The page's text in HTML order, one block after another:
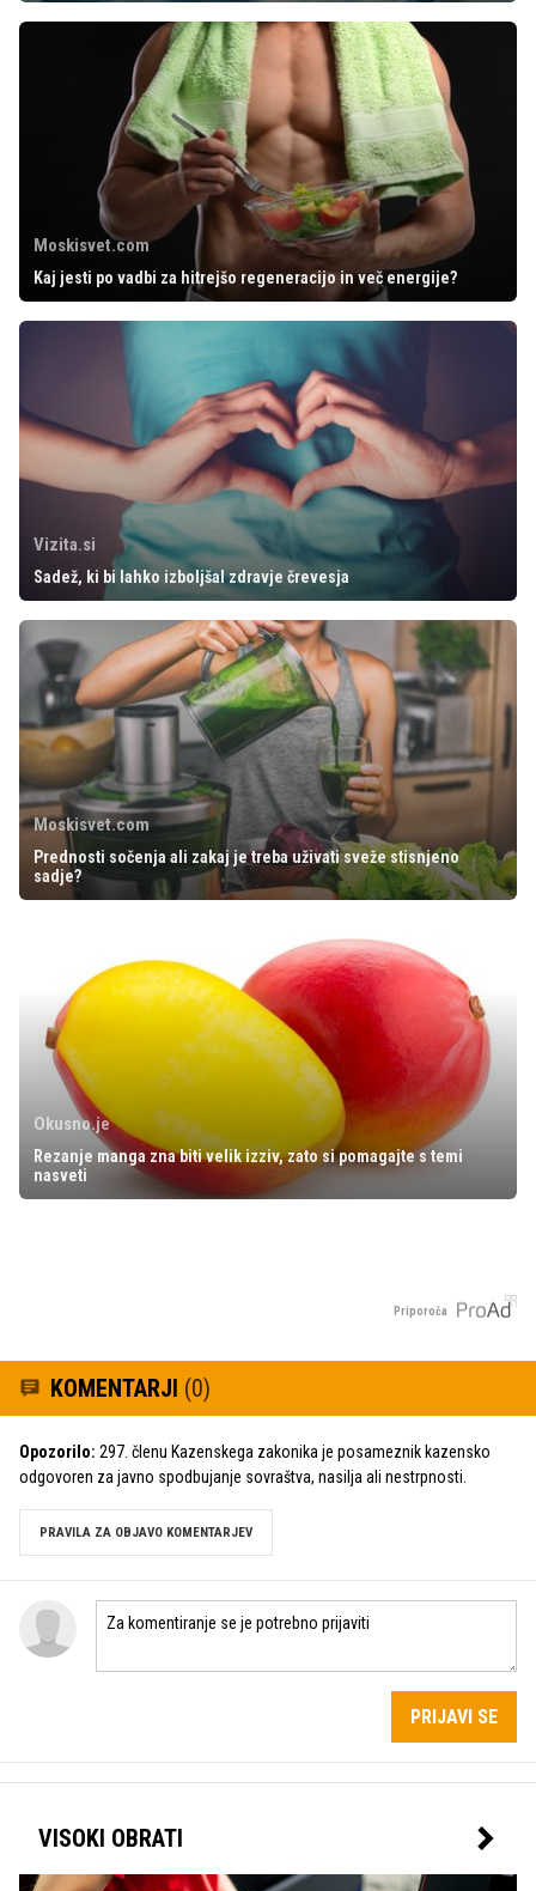
Moskisvet.com
Kaj jesti po vadbi za hitrejšo regeneracijo in več energije?
Vizita.si
Sadež, ki bi lahko izboljšal zdravje črevesja
Moskisvet.com
Prednosti sočenja ali zakaj je treba uživati sveže stisnjeno
sadje?
Okusno.je
Rezanje manga zna biti velik izziv, zato si pomagajte s temi
nasveti
Priporoča
KOMENTARJI (0)
Opozorilo: 297. členu Kazenskega zakonika je posameznik kazensko
odgovoren za javno spodbujanje sovraštva, nasilja ali nestrpnosti.
PRAVILA ZA OBJAVO KOMENTARJEV
PRIJAVI SE
VISOKI OBRATI